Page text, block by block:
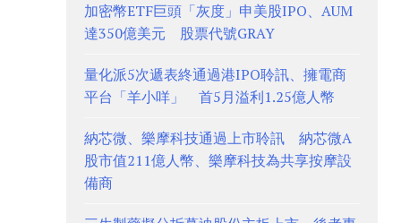
加密幣ETF巨頭「灰度」申美股IPO、AUM
達350億美元 股票代號GRAY
量化派5次遞表終通過港IPO聆訊、擁電商
平台「羊小咩」 首5月溢利1.25億人幣
納芯微、樂摩科技通過上市聆訊 納芯微A
股市值211億人幣、樂摩科技為共享按摩設
備商